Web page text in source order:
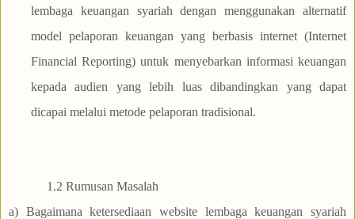
lembaga keuangan syariah dengan menggunakan alternatif
model pelaporan keuangan yang berbasis internet (Internet
Financial Reporting) untuk menyebarkan informasi keuangan
kepada audien yang lebih luas dibandingkan yang dapat
dicapai melalui metode pelaporan tradisional.
1.2 Rumusan Masalah
a) Bagaimana ketersediaan website lembaga keuangan syariah